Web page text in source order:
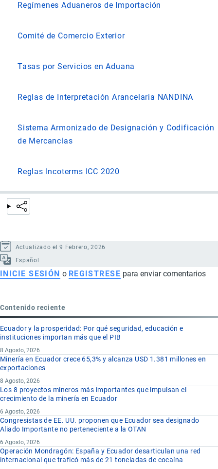
Regímenes Aduaneros de Importación
Comité de Comercio Exterior
Tasas por Servicios en Aduana
Reglas de Interpretación Arancelaria NANDINA
Sistema Armonizado de Designación y Codificación
de Mercancías
Reglas Incoterms ICC 2020
Actualizado el 9 Febrero, 2026
Español
INICIE SESIÓN o REGISTRESE para enviar comentarios
Contenido reciente
Ecuador y la prosperidad: Por qué seguridad, educación e
instituciones importan más que el PIB
8 Agosto, 2026
Minería en Ecuador crece 65,3% y alcanza USD 1.381 millones en
exportaciones
8 Agosto, 2026
Los 8 proyectos mineros más importantes que impulsan el
crecimiento de la minería en Ecuador
6 Agosto, 2026
Congresistas de EE. UU. proponen que Ecuador sea designado
Aliado Importante no perteneciente a la OTAN
6 Agosto, 2026
Operación Mondragón: España y Ecuador desarticulan una red
internacional que traficó más de 21 toneladas de cocaína